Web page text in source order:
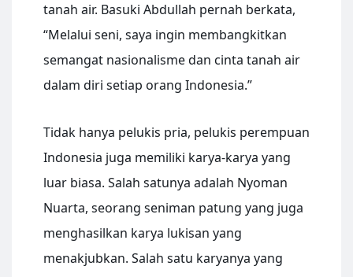
tanah air. Basuki Abdullah pernah berkata,
“Melalui seni, saya ingin membangkitkan
semangat nasionalisme dan cinta tanah air
dalam diri setiap orang Indonesia.”
Tidak hanya pelukis pria, pelukis perempuan
Indonesia juga memiliki karya-karya yang
luar biasa. Salah satunya adalah Nyoman
Nuarta, seorang seniman patung yang juga
menghasilkan karya lukisan yang
menakjubkan. Salah satu karyanya yang